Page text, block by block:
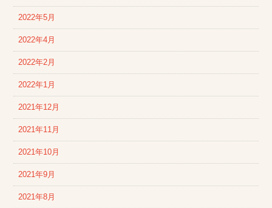
2022年5月
2022年4月
2022年2月
2022年1月
2021年12月
2021年11月
2021年10月
2021年9月
2021年8月